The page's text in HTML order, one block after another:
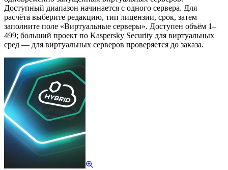
Доступный диапазон начинается с одного сервера. Для
расчёта выберите редакцию, тип лицензии, срок, затем
заполните поле «Виртуальные серверы». Доступен объём 1–
499; больший проект по Kaspersky Security для виртуальных
сред — для виртуальных серверов проверяется до заказа.